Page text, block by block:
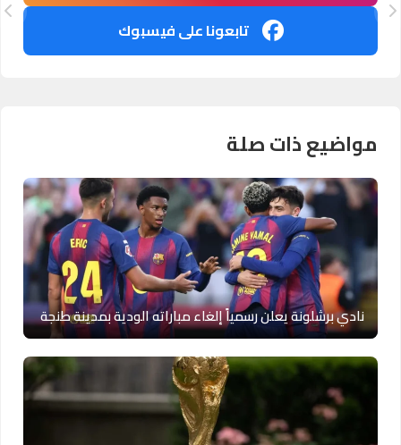
تابعونا على فيسبوك
مواضيع ذات صلة
نادي برشلونة يعلن رسمياً إلغاء مباراته الودية بمدينة طنجة